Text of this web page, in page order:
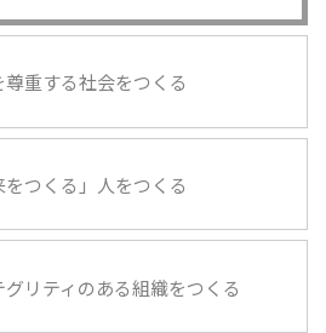
尊重する社会をつくる
をつくる」人をつくる
グリティのある組織をつくる